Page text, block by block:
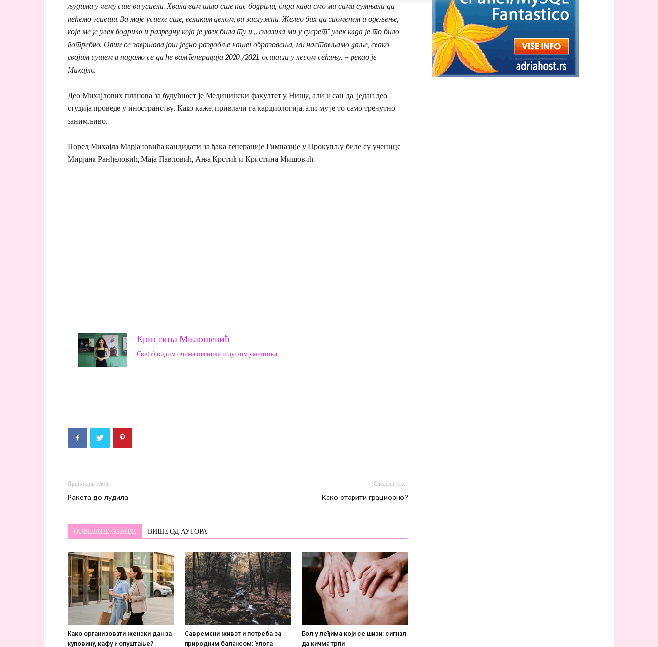
људима у чему сте ви успели. Хвала вам што сте нас бодрили, онда када смо ми сами сумњали да
нећемо успети. За моје успехе сте, великим делом, ви заслужни. Желео бих да споменем и одељење,
које ме је увек бодрило и разредну која је увек била ту и „излазила ми у сусрет“ увек када је то било
потребно. Овим се завршава још једно раздобље нашег образовања, ми настављамо даље, свако
својим путем и надамо се да ће вам генерација 2020./2021. остати у лепом сећању. – рекао је
Михајло.
Део Михајлових планова за будућност је Медицински факултет у Нишу, али и сан да један део
студија проведе у иностранству. Како каже, привлачи га кардиологија, али му је то само тренутно
занимљиво.
Поред Михајла Марјановића кандидати за ђака генерације Гимназије у Прокупљу биле су ученице
Мирјана Ранђеловић, Маја Павловић, Ања Крстић и Кристина Мишовић.
Кристина Милошевић
Све(т) видим очима песника и душом уметника.
Претходни текст
Ракета до лудила
Следећи текст
Како старити грациозно?
ПОВЕЗАНЕ ОБЈАВЕ ВИШЕ ОД АУТОРА
Како организовати женски дан за
куповину, кафу и опуштање?
Савремени живот и потреба за
природним балансом: Улога
Бол у леђима који се шири: сигнал
да кичма трпи